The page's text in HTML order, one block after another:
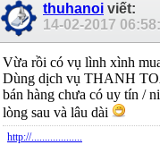
thuhanoi viết:
14-02-2017
Vừa rồi có vụ lình xình
Dùng dịch vụ THANH
bán hàng chưa có uy tín /
lòng sau và lâu dài
http://...................